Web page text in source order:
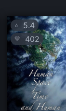
⭐5.4
💛 402